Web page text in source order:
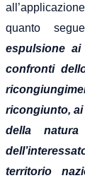
quanto
espulsione
confronti
ricongiunto, ai
della
territorio